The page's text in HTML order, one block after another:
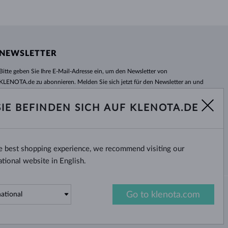
geben Sie Ihre E-Mail-Adresse ein, um den Newsletter von
zu abonnieren. Melden Sie sich jetzt für den Newsletter an und
Sonderangebot mehr!
ich möchte interessanteNeuigkeiten per E-Mail erhalten.
BEFINDEN SICH AUF KLENOTA.DE
best shopping experience, we recommend visiting our
website in English.
Go to klenota.com